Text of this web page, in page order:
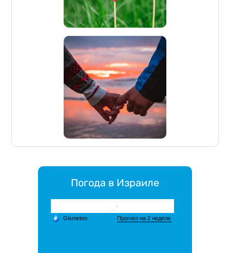
Погода в Израиле